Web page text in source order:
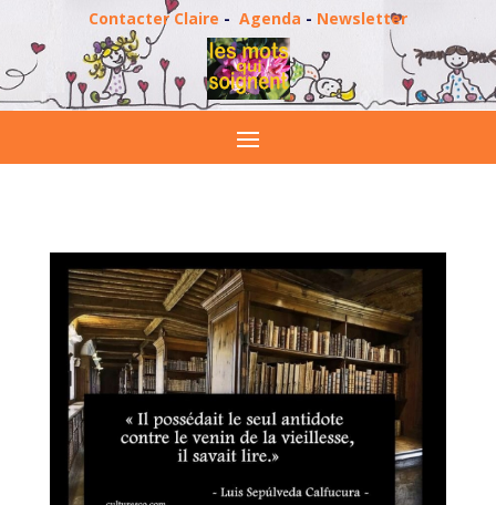
Contacter Claire - Agenda - Newsletter